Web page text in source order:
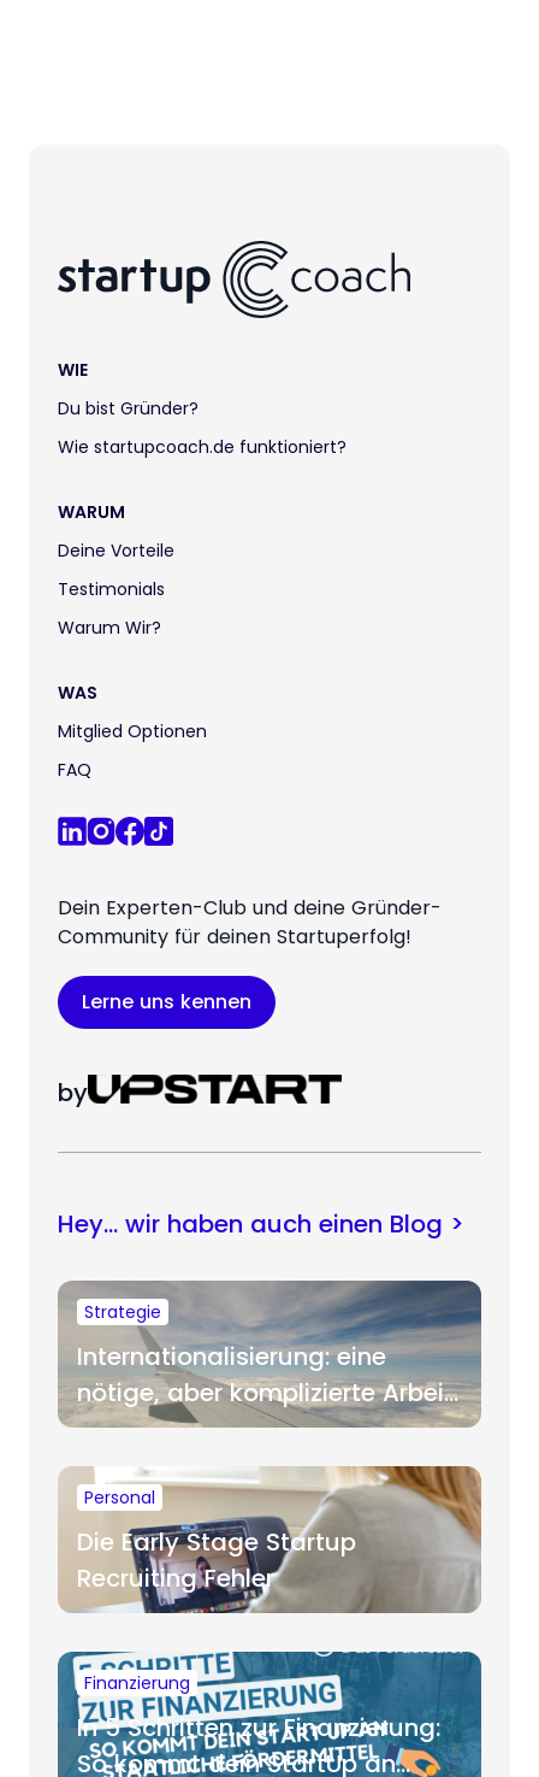
WIE
Du bist Gründer?
Wie startupcoach.de funktioniert?
WARUM
Deine Vorteile
Testimonials
Warum Wir?
WAS
Mitglied Optionen
FAQ
Dein Experten-Club und deine Gründer-
Community für deinen Startuperfolg!
Lerne uns kennen
by
Hey… wir haben auch einen Blog >
Strategie
Internationalisierung: eine
nötige, aber komplizierte Arbeit
für Startups
Personal
Die Early Stage Startup
Recruiting Fehler
Finanzierung
In 5 Schritten zur Finanzierung:
So kommt dein StartUp an